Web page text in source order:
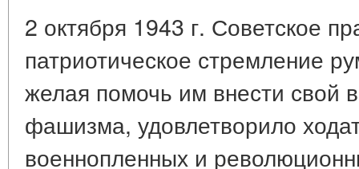
2 октября 1943 г. Советское
патриотическое стремление
желая помочь им внести свой
фашизма, удовлетворило
военнопленных и